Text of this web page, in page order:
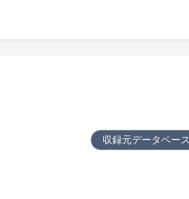
収録元データベー